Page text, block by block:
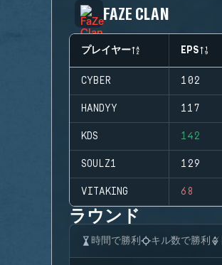
FAZE CLAN
プレイヤー EPS
CYBER 102
HANDYY 117
KDS 142
SOULZ1 129
VITAKING 68
ラウンド
時間で勝利 キル数で勝利